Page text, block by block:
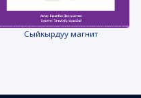
Сыйкырдуу магнит